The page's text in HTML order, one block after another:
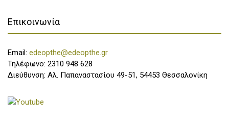
Επικοινωνία
Email: edeopthe@edeopthe.gr
Τηλέφωνο: 2310 948 628
Διεύθυνση: Αλ. Παπαναστασίου 49-51, 54453 Θεσσαλονίκη